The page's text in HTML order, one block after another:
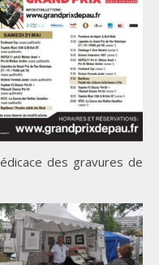
des gravures de